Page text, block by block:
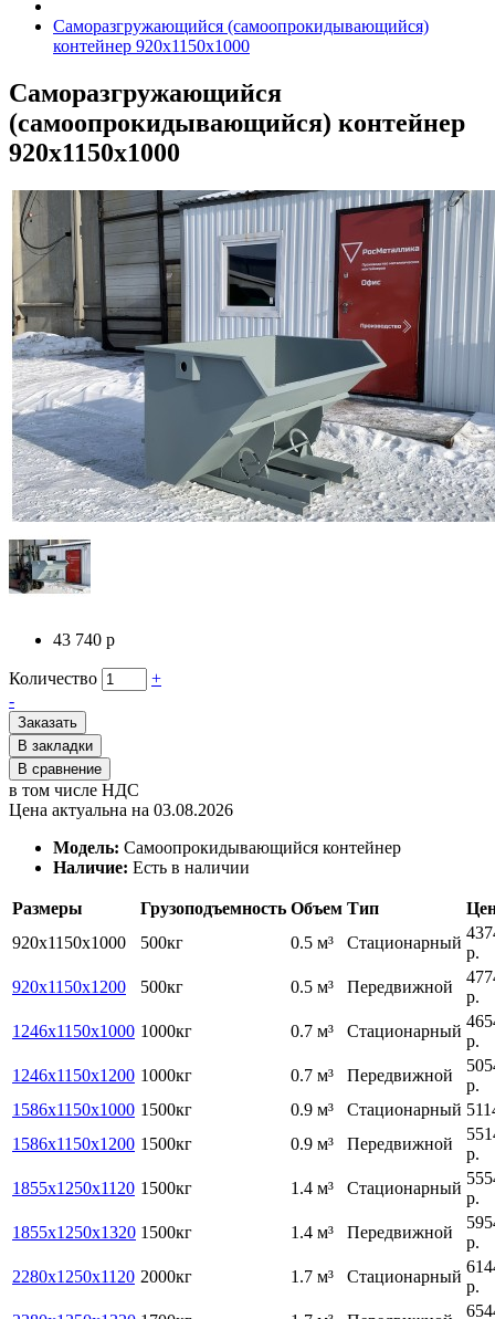
Саморазгружающийся (самоопрокидывающийся)
контейнер 920х1150х1000
Саморазгружающийся
(самоопрокидывающийся) контейнер
920х1150х1000
43 740 р
Количество
+
-
Заказать
В закладки
В сравнение
в том числе НДС
Цена актуальна на 03.08.2026
Модель: Cамоопрокидывающийся контейнер
Наличие: Есть в наличии
Размеры Грузоподъемность Объем Тип
920х1150х1000
500кг 0.5 м³ Стационарный
р.
920х1150х1200
500кг 0.5 м³ Передвижной
р.
1246х1150х1000 1000кг 0.7 м³ Стационарный
р.
1246х1150х1200 1000кг 0.7 м³ Передвижной
р.
1586х1150х1000 1500кг 0.9 м³ Стационарный
1586х1150х1200 1500кг 0.9 м³ Передвижной
р.
1855х1250х1120 1500кг 1.4 м³ Стационарный
р.
1855х1250х1320 1500кг 1.4 м³ Передвижной
р.
2280x1250x1120 2000кг 1.7 м³ Стационарный
р.